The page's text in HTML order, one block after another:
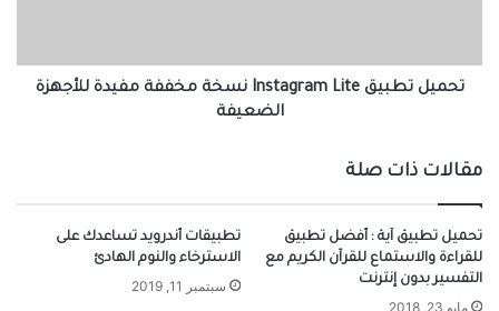
تحميل تطبيق Instagram Lite‏ نسخة مخففة مفيدة للأجهزة
الضعيفة
مقالات ذات صلة
تحميل تطبيق آية : أفضل تطبيق
للقراءة والاستماع للقرآن الكريم مع
التفسير بدون إنترنت
مايو 23, 2018
تطبيقات أندرويد تُساعدك على
الاسترخاء والنوم الهادئ
سبتمبر 11, 2019